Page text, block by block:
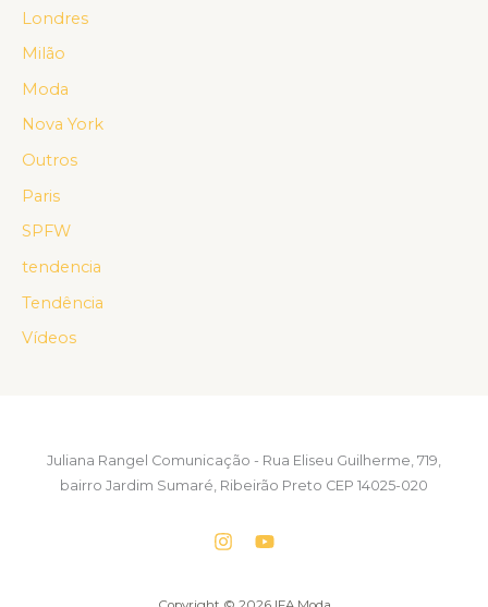
Londres
Milão
Moda
Nova York
Outros
Paris
SPFW
tendencia
Tendência
Vídeos
Juliana Rangel Comunicação - Rua Eliseu Guilherme, 719,
bairro Jardim Sumaré, Ribeirão Preto CEP 14025-020